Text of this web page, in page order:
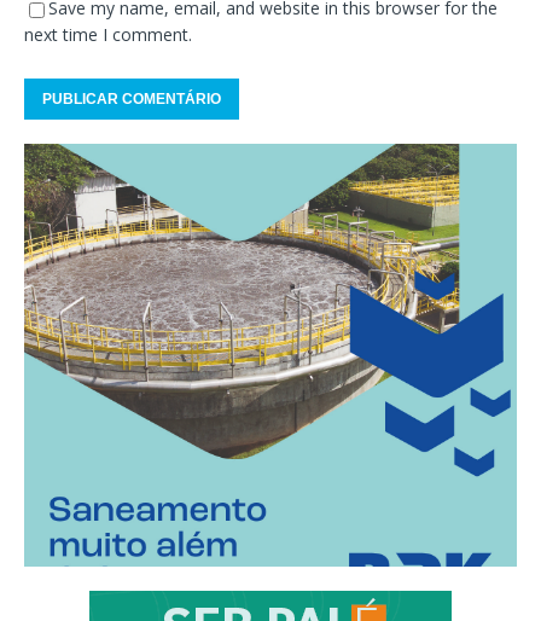
Save my name, email, and website in this browser for the
next time I comment.